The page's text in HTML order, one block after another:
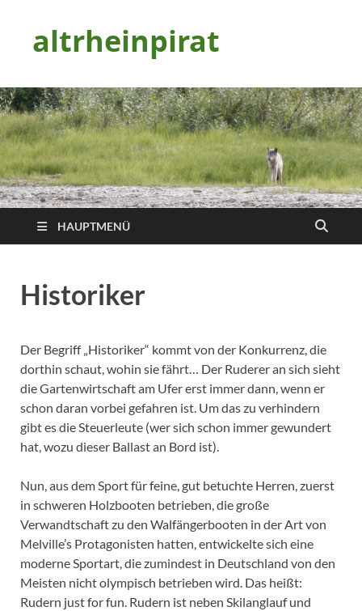
altrheinpirat
HAUPTMENÜ
Historiker
Der Begriff „Historiker“ kommt von der Konkurrenz, die
dorthin schaut, wohin sie fährt… Der Ruderer an sich sieht
die Gartenwirtschaft am Ufer erst immer dann, wenn er
schon daran vorbei gefahren ist. Um das zu verhindern
gibt es die Steuerleute (wer sich schon immer gewundert
hat, wozu dieser Ballast an Bord ist).
Nun, aus dem Sport für feine, gut betuchte Herren, zuerst
in schweren Holzbooten betrieben, die große
Verwandtschaft zu den Walfängerbooten in der Art von
Melville’s Protagonisten hatten, entwickelte sich eine
moderne Sportart, die zumindest in Deutschland von den
Meisten nicht olympisch betrieben wird. Das heißt:
Rudern just for fun. Rudern ist neben Skilanglauf und